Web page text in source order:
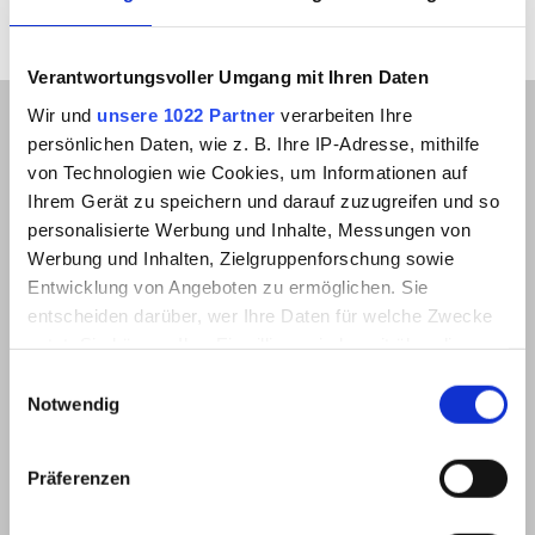
Verantwortungsvoller Umgang mit Ihren Daten
Wir und unsere 1022 Partner verarbeiten Ihre
persönlichen Daten, wie z. B. Ihre IP-Adresse, mithilfe
von Technologien wie Cookies, um Informationen auf
Ihrem Gerät zu speichern und darauf zuzugreifen und so
personalisierte Werbung und Inhalte, Messungen von
Werbung und Inhalten, Zielgruppenforschung sowie
Entwicklung von Angeboten zu ermöglichen. Sie
entscheiden darüber, wer Ihre Daten für welche Zwecke
Trigger Symbol ändern oder widerrufen
Informationen über Ihre geografische Lage
Notwendig
Präferenzen
Newsletter Anmeldung